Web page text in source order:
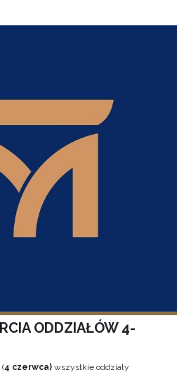
ODDZIAŁÓW 4-
4 czerwca) wszystkie oddziały